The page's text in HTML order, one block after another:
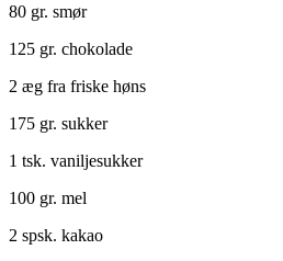
80 gr. smør
125 gr. chokolade
2 æg fra friske høns
175 gr. sukker
1 tsk. vaniljesukker
100 gr. mel
2 spsk. kakao